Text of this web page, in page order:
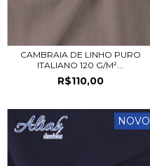
CAMBRAIA DE LINHO PURO
ITALIANO 120 G/M²...
R$110,00
NOVO